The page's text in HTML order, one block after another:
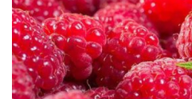
Săn Tour
check-in